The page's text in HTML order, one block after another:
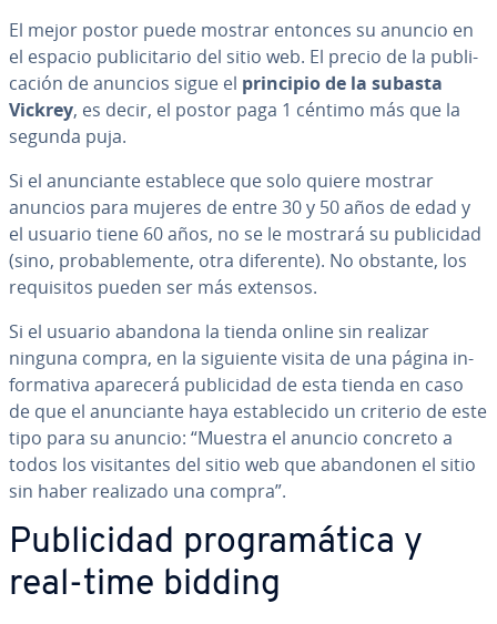
El mejor postor puede mostrar entonces su anuncio en
el espacio pu­bli­ci­ta­rio del sitio web. El precio de la pu­bli­
ca­ción de anuncios sigue el principio de la subasta
Vickrey, es decir, el postor paga 1 céntimo más que la
segunda puja.
Si el anu­n­cia­n­te establece que solo quiere mostrar
anuncios para mujeres de entre 30 y 50 años de edad y
el usuario tiene 60 años, no se le mostrará su pu­bli­ci­dad
(sino, pro­ba­ble­me­n­te, otra diferente). No obstante, los
re­qui­si­tos pueden ser más extensos.
Si el usuario abandona la tienda online sin realizar
ninguna compra, en la siguiente visita de una página in­
fo­r­ma­ti­va aparecerá pu­bli­ci­dad de esta tienda en caso
de que el anu­n­cia­n­te haya es­ta­ble­ci­do un criterio de este
tipo para su anuncio: “Muestra el anuncio concreto a
todos los vi­si­ta­n­tes del sitio web que abandonen el sitio
sin haber realizado una compra”.
Pu­bli­ci­dad pro­gra­má­ti­ca y
real-time bidding